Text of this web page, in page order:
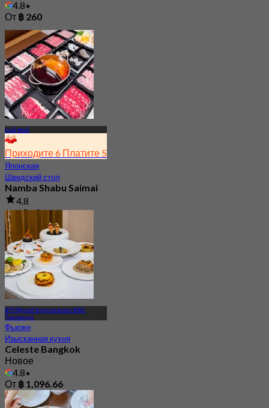
4.8
От ฿ 260
Сай Май
Приходите 6 Платите 5
Японская
Шведский стол
Namba Shabu Saimai
4.8
314 Забронировано
От
BTS Музей Королевских ВВС
Таиланда
Фьюжн
Изысканная кухня
Celeste Bangkok
Новое
4.8
От ฿ 1,096.66